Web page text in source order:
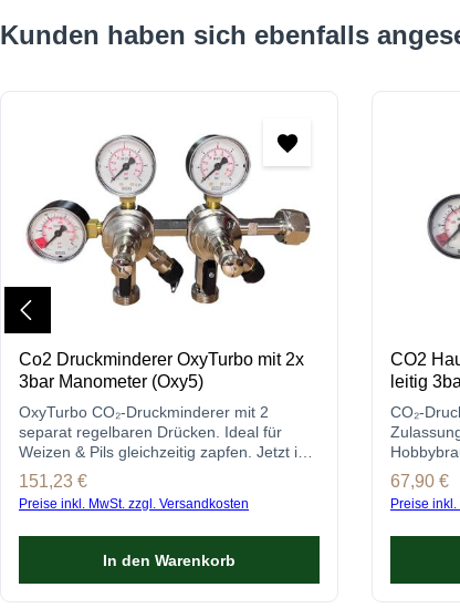
Produktgalerie überspringen
Kunden haben sich ebenfalls
Co2 Druckminderer OxyTurbo mit 2x
3bar Manometer (Oxy5)
OxyTurbo CO₂-Druckminderer mit 2
separat regelbaren Drücken. Ideal für
Weizen & Pils gleichzeitig zapfen. Jetzt im
Shop ansehen!
Regulärer Preis:
151,23 €
Preise inkl. MwSt. zzgl. Versandkosten
In den Warenkorb
CO2
leitig
CO₂-
Regulärer
67,90 €
Preise